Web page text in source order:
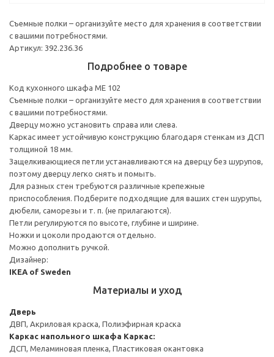
Съемные полки – организуйте место для хранения в соответствии
с вашими потребностями.
Артикул: 392.236.36
Подробнее о товаре
Код кухонного шкафа ME 102
Съемные полки – организуйте место для хранения в соответствии
с вашими потребностями.
Дверцу можно установить справа или слева.
Каркас имеет устойчивую конструкцию благодаря стенкам из ДСП
толщиной 18 мм.
Защелкивающиеся петли устанавливаются на дверцу без шурупов,
поэтому дверцу легко снять и помыть.
Для разных стен требуются различные крепежные
приспособления. Подберите подходящие для ваших стен шурупы,
дюбели, саморезы и т. п. (не прилагаются).
Петли регулируются по высоте, глубине и ширине.
Ножки и цоколи продаются отдельно.
Можно дополнить ручкой.
Дизайнер:
IKEA of Sweden
Материалы и уход
Дверь
ДВП, Акриловая краска, Полиэфирная краска
Каркас напольного шкафа Каркас:
ДСП, Меламиновая пленка, Пластиковая окантовка